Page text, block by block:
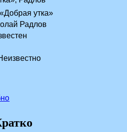
«Добрая утка»
Радлов